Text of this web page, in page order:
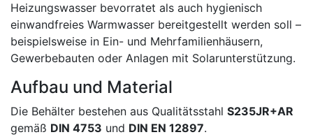
Heizungswasser bevorratet als auch hygienisch
einwandfreies Warmwasser bereitgestellt werden soll –
beispielsweise in Ein- und Mehrfamilienhäusern,
Gewerbebauten oder Anlagen mit Solarunterstützung.
Aufbau und Material
Die Behälter bestehen aus Qualitätsstahl S235JR+AR
gemäß DIN 4753 und DIN EN 12897.